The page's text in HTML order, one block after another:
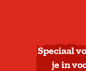
Speciaal
je in